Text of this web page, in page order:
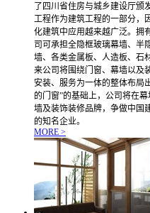
了四川省住房与城乡建设厅
工程作为建筑工程的一部分，
化建筑中应用越来越广泛。拥
司可承担全隐框玻璃幕墙、半
墙、各类金属板、人造板、石
来公司将围绕门窗、幕墙以及
安装、服务为一体的整体布局
的门窗”的基础上，公司将在
墙及装饰装修品牌，争做中国
的知名企业。
MORE >